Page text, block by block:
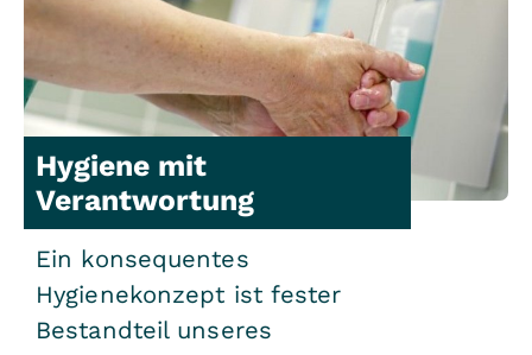
Hygiene mit
Verantwortung
Ein konsequentes
Hygienekonzept ist fester
Bestandteil unseres